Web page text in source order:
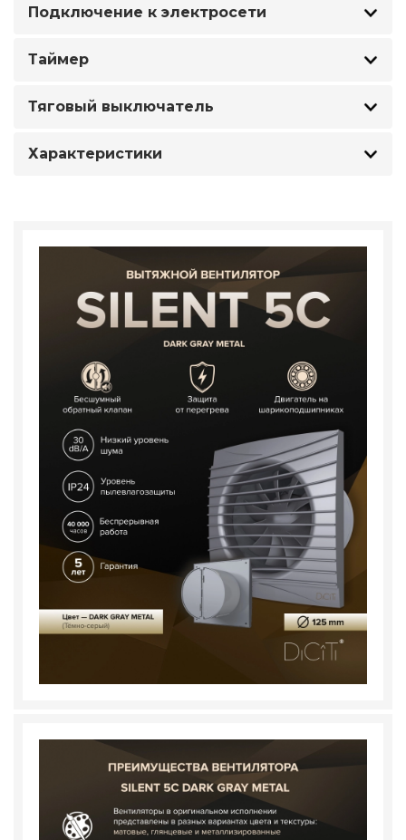
Подключение к электросети
Таймер
Тяговый выключатель
Характеристики